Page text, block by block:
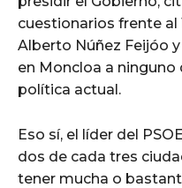
cuestionarios frente al
Alberto Núñez Feijóo
en Moncloa a
política actual.
Eso sí, el líder del
dos de cada tres
tener mucha o